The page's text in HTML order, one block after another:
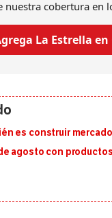
nuestra cobertura en
La Estrella
es construir
agosto con